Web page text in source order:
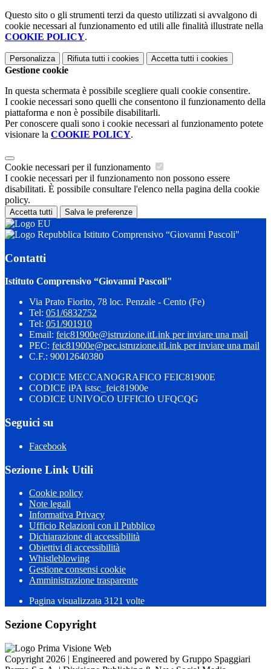
Questo sito o gli strumenti terzi da questo utilizzati si avvalgono di
cookie necessari al funzionamento ed utili alle finalità illustrate nella
COOKIE POLICY.
Personalizza Rifiuta tutti i cookies Accetta tutti i cookies
Gestione cookie
In questa schermata è possibile scegliere quali cookie consentire.
I cookie necessari sono quelli che consentono il funzionamento della
piattaforma e non è possibile disabilitarli.
Per conoscere quali sono i cookie necessari al funzionamento potete
visionare la COOKIE POLICY.
Cookie necessari per il funzionamento
I cookie necessari per il funzionamento non possono essere
disabilitati. È possibile consultare l'elenco nella pagina della cookie
policy.
Accetta tutti Salva le preferenze
Istituto Comprensivo “Giovanni Pascoli"
Contatti
Istituto Comprensivo “Giovanni Pascoli"
Via Prato Fiorito, 78 loc. Penzale - Cento (Fe)
Tel: 051/6832752
Tel: 051/901910
Email: feic81900e@istruzione.itLink per inviare una mail
PEC: feic81900e@pec.istruzione.itLink per inviare una mail
C.F.: 90012640380
CODICE MECCANOGRAFICO FEIC81900E
CODICE iPA istsc_feic81900e
CODICE UNIVOCO UFFICIO UFQCQG
Seguici su
Facebook
Sezione Link Utili
Cookie policy
Note legali
Informativa Privacy
Ufficio Relazioni con il Pubblico
Dichiarazione di accessibilità
Obiettivi di accessibilità
Whistleblowing
Gestione consensi cookie
Amministrazione trasparente
Pagina visualizzata 3121 volte
Sezione Copyright
Copyright 2026 | Engineered and powered by Gruppo Spaggiari